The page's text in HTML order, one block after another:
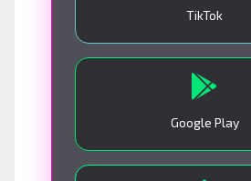
TikTok
Google Play